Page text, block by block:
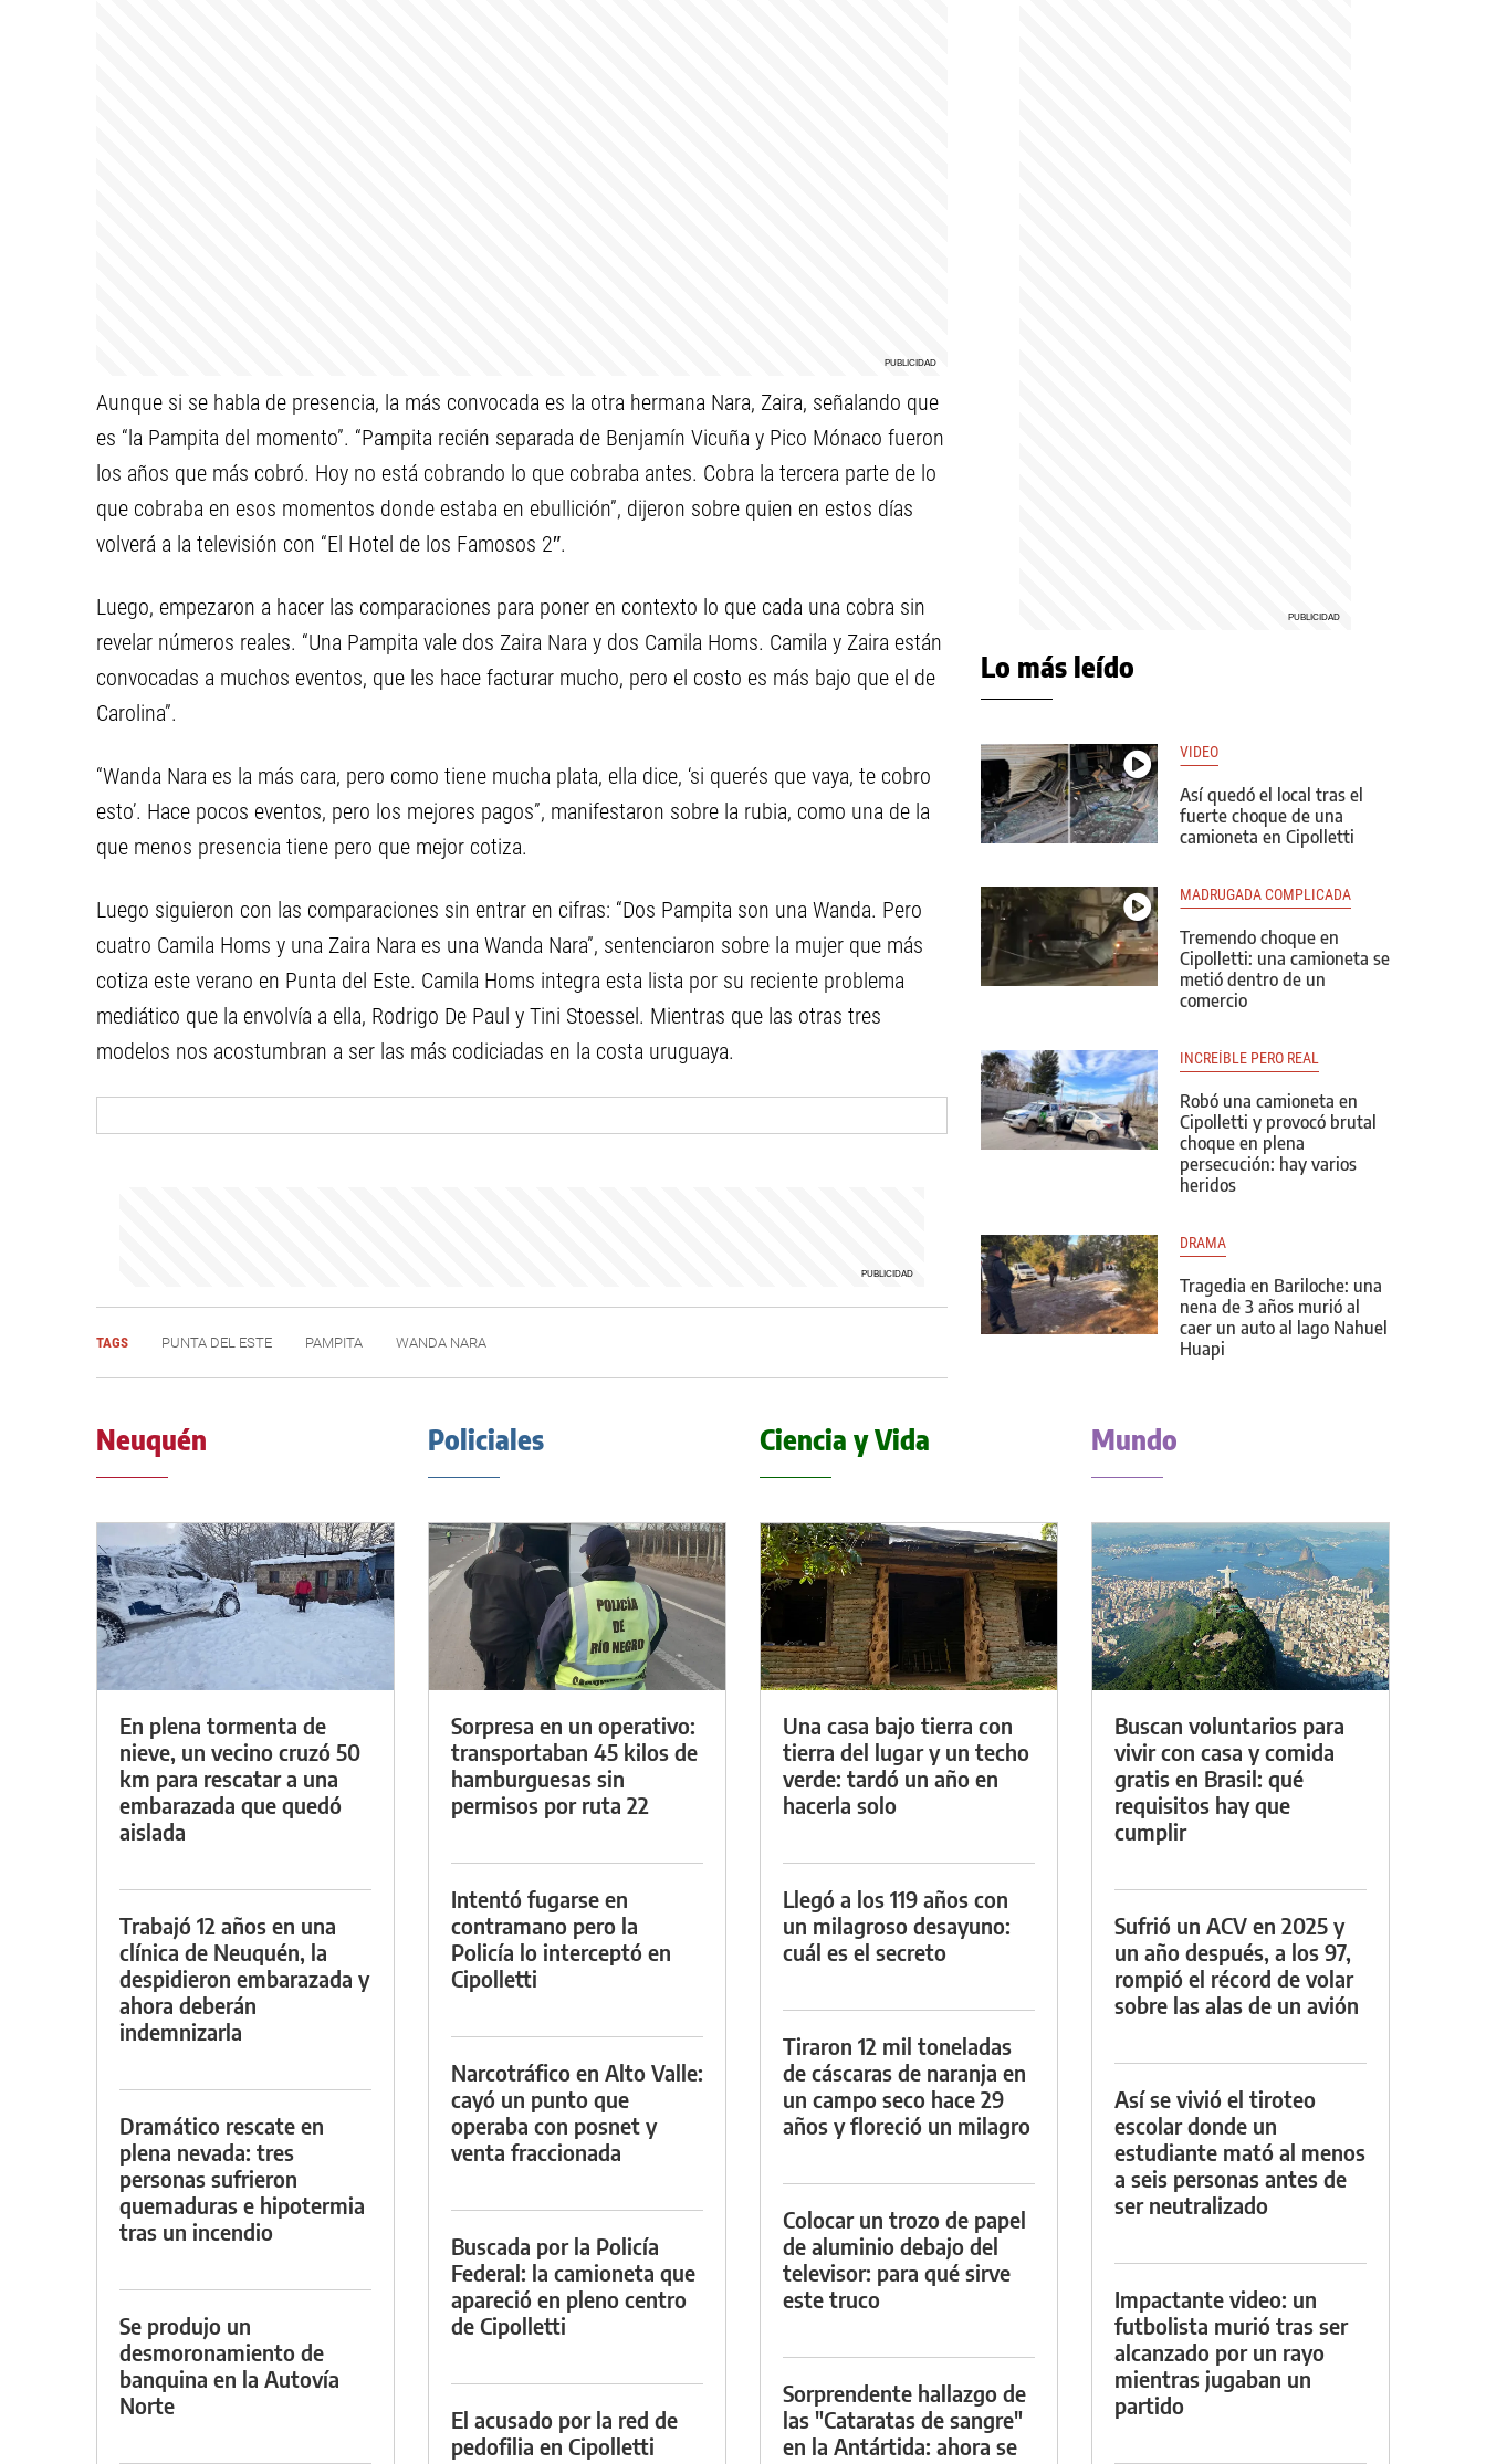
Aunque si se habla de presencia, la más convocada es la otra hermana Nara, Zaira, señalando que
es “la Pampita del momento”. “Pampita recién separada de Benjamín Vicuña y Pico Mónaco fueron
los años que más cobró. Hoy no está cobrando lo que cobraba antes. Cobra la tercera parte de lo
que cobraba en esos momentos donde estaba en ebullición”, dijeron sobre quien en estos días
volverá a la televisión con “El Hotel de los Famosos 2″.
Luego, empezaron a hacer las comparaciones para poner en contexto lo que cada una cobra sin
revelar números reales. “Una Pampita vale dos Zaira Nara y dos Camila Homs. Camila y Zaira están
convocadas a muchos eventos, que les hace facturar mucho, pero el costo es más bajo que el de
Carolina”.
“Wanda Nara es la más cara, pero como tiene mucha plata, ella dice, ‘si querés que vaya, te cobro
esto’. Hace pocos eventos, pero los mejores pagos”, manifestaron sobre la rubia, como una de la
que menos presencia tiene pero que mejor cotiza.
Luego siguieron con las comparaciones sin entrar en cifras: “Dos Pampita son una Wanda. Pero
cuatro Camila Homs y una Zaira Nara es una Wanda Nara”, sentenciaron sobre la mujer que más
cotiza este verano en Punta del Este. Camila Homs integra esta lista por su reciente problema
mediático que la envolvía a ella, Rodrigo De Paul y Tini Stoessel. Mientras que las otras tres
modelos nos acostumbran a ser las más codiciadas en la costa uruguaya.
TAGS PUNTA DEL ESTE PAMPITA WANDA NARA
Lo más leído
VIDEO
Así quedó el local tras el
fuerte choque de una
camioneta en Cipolletti
MADRUGADA COMPLICADA
Tremendo choque en
Cipolletti: una camioneta se
metió dentro de un
comercio
INCREÍBLE PERO REAL
Robó una camioneta en
Cipolletti y provocó brutal
choque en plena
persecución: hay varios
heridos
DRAMA
Tragedia en Bariloche: una
nena de 3 años murió al
caer un auto al lago Nahuel
Huapi
Neuquén
En plena tormenta de
nieve, un vecino cruzó 50
km para rescatar a una
embarazada que quedó
aislada
Trabajó 12 años en una
clínica de Neuquén, la
despidieron embarazada y
ahora deberán
indemnizarla
Dramático rescate en
plena nevada: tres
personas sufrieron
quemaduras e hipotermia
tras un incendio
Se produjo un
desmoronamiento de
banquina en la Autovía
Norte
Policiales
Sorpresa en un operativo:
transportaban 45 kilos de
hamburguesas sin
permisos por ruta 22
Intentó fugarse en
contramano pero la
Policía lo interceptó en
Cipolletti
Narcotráfico en Alto Valle:
cayó un punto que
operaba con posnet y
venta fraccionada
Buscada por la Policía
Federal: la camioneta que
apareció en pleno centro
de Cipolletti
El acusado por la red de
pedofilia en Cipolletti
Ciencia y Vida
Una casa bajo tierra con
tierra del lugar y un techo
verde: tardó un año en
hacerla solo
Llegó a los 119 años con
un milagroso desayuno:
cuál es el secreto
Tiraron 12 mil toneladas
de cáscaras de naranja en
un campo seco hace 29
años y floreció un milagro
Colocar un trozo de papel
de aluminio debajo del
televisor: para qué sirve
este truco
Sorprendente hallazgo de
las "Cataratas de sangre"
en la Antártida: ahora se
Mundo
Buscan voluntarios para
vivir con casa y comida
gratis en Brasil: qué
requisitos hay que
cumplir
Sufrió un ACV en 2025 y
un año después, a los 97,
rompió el récord de volar
sobre las alas de un avión
Así se vivió el tiroteo
escolar donde un
estudiante mató al menos
a seis personas antes de
ser neutralizado
Impactante video: un
futbolista murió tras ser
alcanzado por un rayo
mientras jugaban un
partido